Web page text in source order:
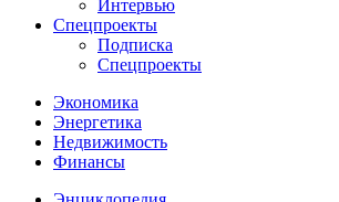
Интервью
Спецпроекты
Подписка
Спецпроекты
Экономика
Энергетика
Недвижимость
Финансы